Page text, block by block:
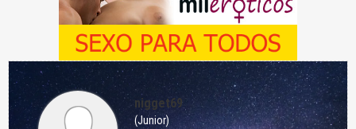
nigget69
(Junior)